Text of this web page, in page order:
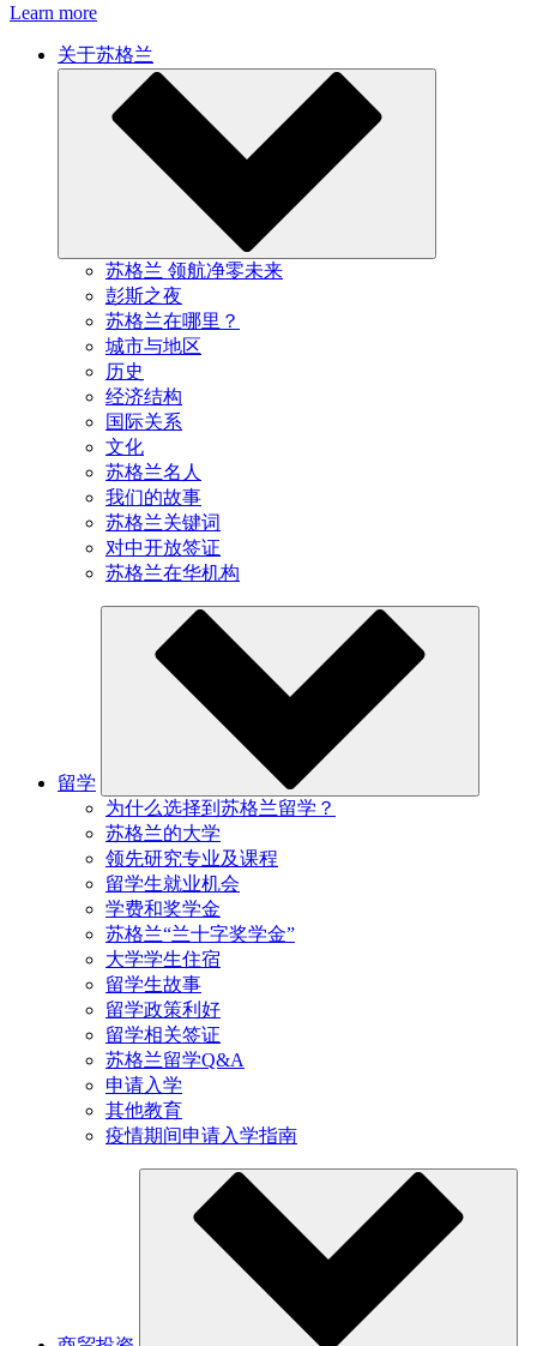
Learn more
关于苏格兰
苏格兰 领航净零未来
彭斯之夜
苏格兰在哪里？
城市与地区
历史
经济结构
国际关系
文化
苏格兰名人
我们的故事
苏格兰关键词
对中开放签证
苏格兰在华机构
留学
为什么选择到苏格兰留学？
苏格兰的大学
领先研究专业及课程
留学生就业机会
学费和奖学金
苏格兰“兰十字奖学金”
大学学生住宿
留学生故事
留学政策利好
留学相关签证
苏格兰留学Q&A
申请入学
其他教育
疫情期间申请入学指南